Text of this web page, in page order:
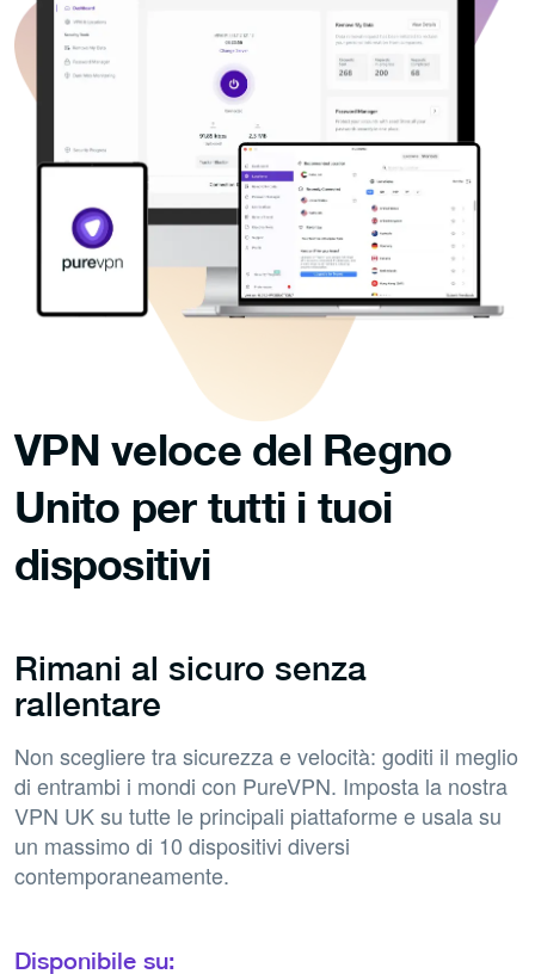
VPN veloce del Regno
Unito per tutti i tuoi
dispositivi
Rimani al sicuro senza
rallentare
Non scegliere tra sicurezza e velocità: goditi il meglio
di entrambi i mondi con PureVPN. Imposta la nostra
VPN UK su tutte le principali piattaforme e usala su
un massimo di 10 dispositivi diversi
contemporaneamente.
Disponibile su: